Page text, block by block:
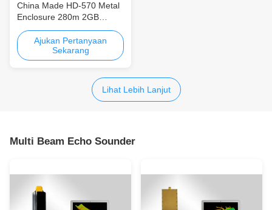
China Made HD-570 Metal
Enclosure 280m 2GB
Single Beam Echo Sounder
High-pixel Full-metal
Enclosure Hemat Biaya
Ajukan Pertanyaan
Sekarang
Lihat Lebih Lanjut
Multi Beam Echo Sounder